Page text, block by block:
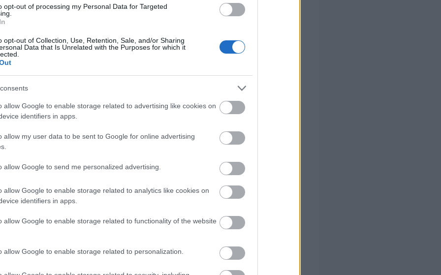
opt-out of processing my Personal Data for Targeted
opt-out of Collection, Use, Retention, Sale, and/or Sharing
Data that Is Unrelated with the Purposes for which it
allow Google to enable storage related to advertising like cookies on
identifiers in apps.
allow my user data to be sent to Google for online advertising
allow Google to send me personalized advertising.
allow Google to enable storage related to analytics like cookies on
identifiers in apps.
allow Google to enable storage related to functionality of the website
allow Google to enable storage related to personalization.
Αγγλικών σε μόνο 2 ημέρες στα χέρια σας
η πιο Εύκολη Πιστοποίηση Υπολογιστών σε 2
όλες τις σημαντικές ειδήσεις.
proson.gr στα αποτελέσματα αναζήτησης της Google